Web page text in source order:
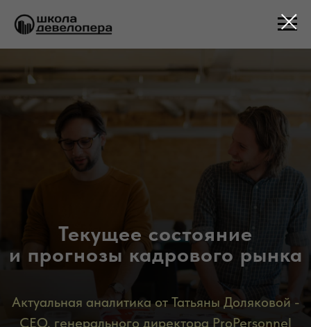
Текущее состояние
и прогнозы кадрового рынка
Актуальная аналитика от Татьяны Доляковой -
CEO, генерального директора ProPersonnel